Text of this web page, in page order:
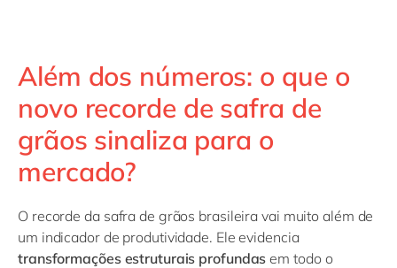
Além dos números: o que o
novo recorde de safra de
grãos sinaliza para o
mercado?
O recorde da safra de grãos brasileira vai muito além de
um indicador de produtividade. Ele evidencia
transformações estruturais profundas em todo o